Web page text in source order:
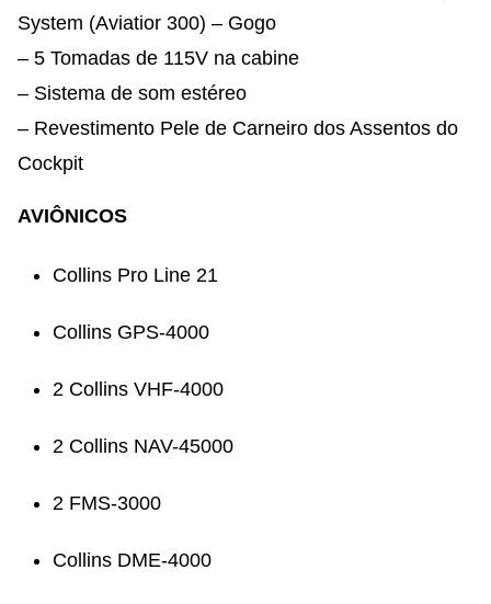
System (Aviatior 300) – Gogo
– 5 Tomadas de 115V na cabine
– Sistema de som estéreo
– Revestimento Pele de Carneiro dos Assentos do
Cockpit
AVIÔNICOS
Collins Pro Line 21
Collins GPS-4000
2 Collins VHF-4000
2 Collins NAV-45000
2 FMS-3000
Collins DME-4000